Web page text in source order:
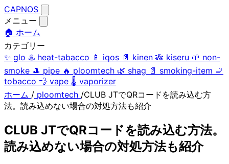
CAPNOS
メニュー
🏠 ホーム
カテゴリー
✨ glo ♨️ heat-tabacco 📱 iqos 📄 kinen 🎋 kiseru 🌱 non-
smoke 🎩 pipe 🔥 ploomtech 🌿 shag 📄 smoking-item 🚬
tobacco 💨 vape 🌡️ vaporizer
ホーム / ploomtech /CLUB JTでQRコードを読み込む方
法。読み込めない場合の対処方法も紹介
CLUB JTでQRコードを読み込む方法。
読み込めない場合の対処方法も紹介